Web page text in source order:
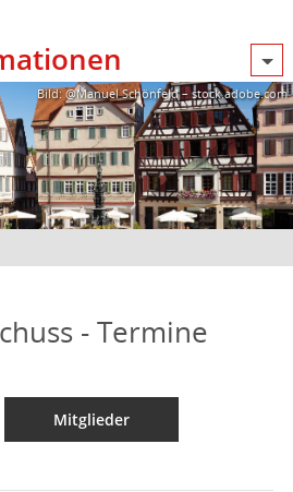
Bild: @Manuel Schönfeld – stock.adobe.com
- Termine
Mitglieder